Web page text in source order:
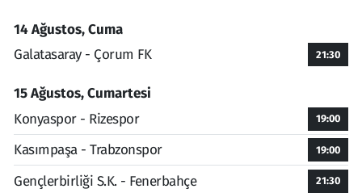
14 Ağustos, Cuma
Galatasaray - Çorum FK
21:30
15 Ağustos, Cumartesi
Konyaspor - Rizespor
19:00
Kasımpaşa - Trabzonspor 19:00
Gençlerbirliği S.K. - Fenerbahçe 21:30